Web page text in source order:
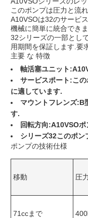
このポンプは圧力と流
A10VSOは32のサービ
機械に簡単に統合でき
32シリーズの一部とし
用期間を保証します.要
主要 な 特徴
軸活塞ユニット:
サービスポート:こ
に適しています.
マウントフレンズ:B
す.
回転方向:A10VSOポ
シリーズ32このポン
ポンプの技術仕様
移動 圧力
71ccまで